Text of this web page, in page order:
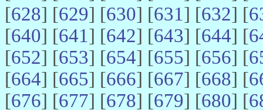
[628] [629] [630] [631] [632] [
[640] [641] [642] [643] [644] [
[652] [653] [654] [655] [656] [
[664] [665] [666] [667] [668] [
[676] [677] [678] [679] [680] [